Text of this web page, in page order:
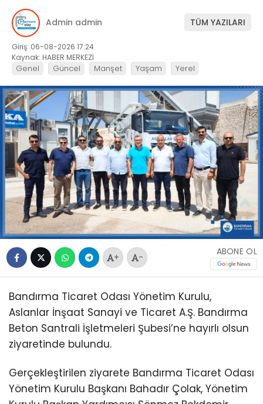
Admin admin TÜM YAZILARI
Giriş: 06-08-2026 17:24
Kaynak: HABER MERKEZİ
Genel Güncel Manşet Yaşam Yerel
+ -
ABONE OL
Bandırma Ticaret Odası Yönetim Kurulu,
Aslanlar İnşaat Sanayi ve Ticaret A.Ş. Bandırma
Beton Santrali İşletmeleri Şubesi’ne hayırlı olsun
ziyaretinde bulundu.
Gerçekleştirilen ziyarete Bandırma Ticaret Odası
Yönetim Kurulu Başkanı Bahadır Çolak, Yönetim